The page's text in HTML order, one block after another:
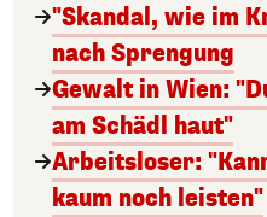
"Skandal, wie im
nach Sprengung
Gewalt in Wien:
am Schädl haut"
Arbeitsloser:
kaum noch leisten"